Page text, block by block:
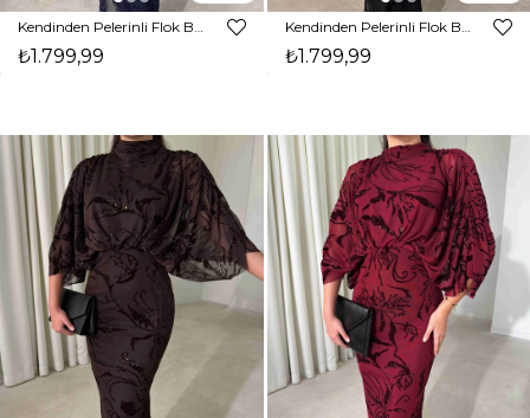
₺1.799,99 ₺1.799,99